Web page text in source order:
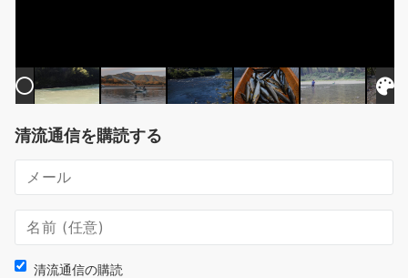
清流通信を購読する
清流通信の購読